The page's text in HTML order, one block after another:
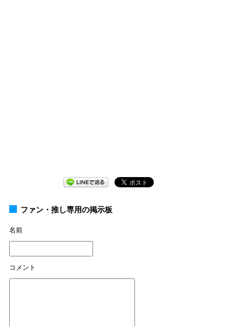
ファン・推し専用の掲示板
名前
コメント